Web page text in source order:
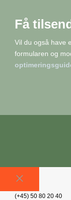
Få
Vil du også have
formularen og
Luk
(+45) 50 80 20 40